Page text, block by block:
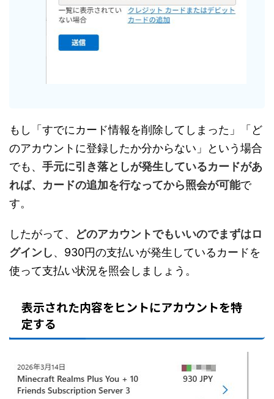
もし「すでにカード情報を削除してしまった」「ど
のアカウントに登録したか分からない」という場合
でも、 手元に引き落としが発生しているカードがあ
れば、カードの追加を行なってから照会が可能で
す。
したがって、
どのアカウントでもいいのでまずはロ
グインし、930円の支払いが発生しているカードを
使って支払い状況を照会しましょう。
表示された内容をヒントにアカウントを特
定する